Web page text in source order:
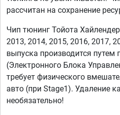
рассчитан на сохранение
Чип тюнинг Тойота Хайлендер
2013, 2014, 2015, 2016, 2017,
выпуска производится
(Электронного Блока
требует физического
авто (при Stage1). Удаление
необязательно!